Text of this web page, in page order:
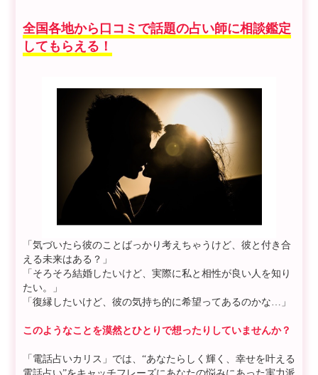
全国各地から口コミで話題の占い師に相談鑑定
してもらえる！
「気づいたら彼のことばっかり考えちゃうけど、彼と付き合
える未来はある？」
「そろそろ結婚したいけど、実際に私と相性が良い人を知り
たい。」
「復縁したいけど、彼の気持ち的に希望ってあるのかな…」
このようなことを漠然とひとりで想ったりしていませんか？
「電話占いカリス」では、“あなたらしく輝く、幸せを叶える